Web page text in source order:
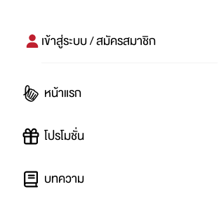
เข้าสู่ระบบ / สมัครสมาชิก
หน้าแรก
โปรโมชั่น
บทความ
ปันโปร PUNPRO ที่ 1 ด้านโปรโมชัน อัปเดตแล